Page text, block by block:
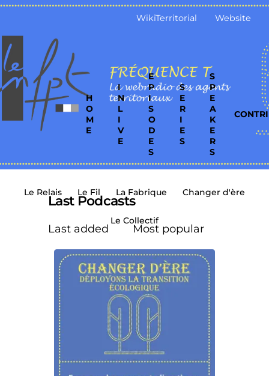
WikiTerritorial Website
H
O
M
E
I
N
L
I
V
E
E
P
I
S
O
D
E
S
S
E
R
I
E
S
S
P
E
A
K
E
R
S
Le Relais Le Fil La Fabrique Changer d'ère
Le Collectif
Last Podcasts
Last added Most popular